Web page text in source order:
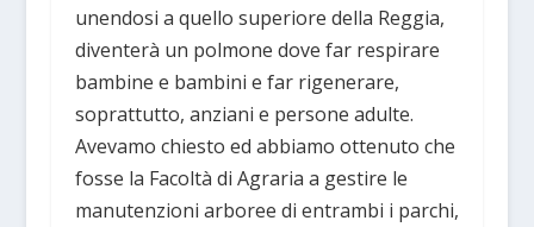
unendosi a quello superiore della Reggia,
diventerà un polmone dove far respirare
bambine e bambini e far rigenerare,
soprattutto, anziani e persone adulte.
Avevamo chiesto ed abbiamo ottenuto che
fosse la Facoltà di Agraria a gestire le
manutenzioni arboree di entrambi i parchi,